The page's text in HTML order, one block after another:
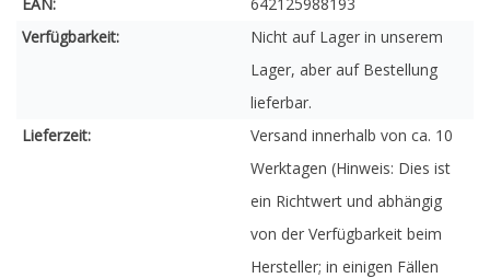
Verfügbarkeit:
Nicht auf Lager in unserem
Lager, aber auf Bestellung
lieferbar.
Lieferzeit:
Versand innerhalb von ca. 10
Werktagen (Hinweis: Dies ist
ein Richtwert und abhängig
von der Verfügbarkeit beim
Hersteller; in einigen Fällen